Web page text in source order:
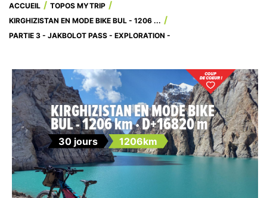
ACCUEIL
TOPOS MYTRIP
KIRGHIZISTAN EN MODE BIKE BUL - 1206 ...
PARTIE 3 - JAKBOLOT PASS - EXPLORATION -
KIRGHIZISTAN EN MODE BIKE
BUL - 1206 km · D+16820 m
30 jours 1206km